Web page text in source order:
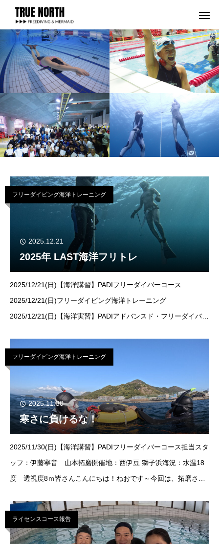
フリーダイビング海洋トレーニング
2025.12.21
2025年 LAST海洋フリトレ
2025/12/21(日)【海洋講習】PADIフリーダイバーコース
2025/12/21(日)フリーダイビング海洋トレーニング
2025/12/21(日)【海洋実習】PADIアドバンスド・フリーダイバー
タッフのあです
フリーダイビング海洋トレーニング
2025.11.30
寒さに負けるな！
2025/11/30(日)【海洋講習】PADIフリーダイバーコース担当スタ
ッフ：伊藤寧音 山本拓磨開催地：西伊豆 獅子浜海況：水温18
度 透視度8ｍ皆さんこんにちは！ねおです～今回は、拓磨さん
様！ご参加い
ライセンスコース報告